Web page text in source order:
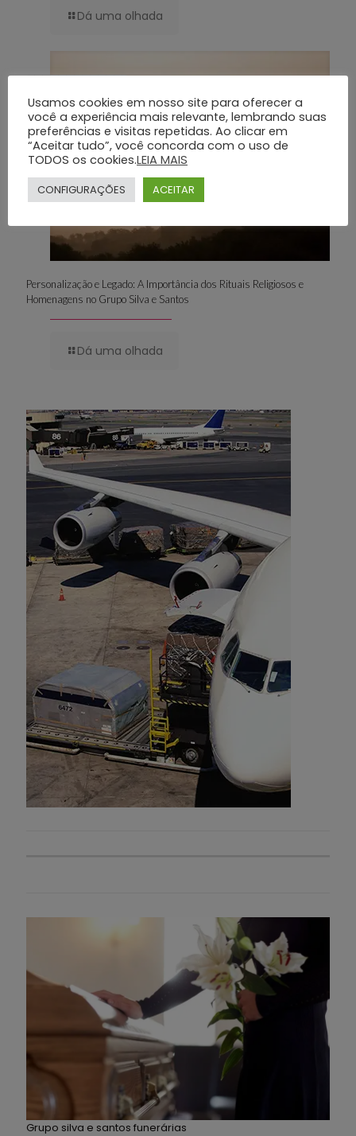
Dá uma olhada
Personalização e Legado: A Importância dos Rituais Religiosos e
Homenagens no Grupo Silva e Santos
Dá uma olhada
Grupo silva e santos funerárias
Usamos cookies em nosso site para oferecer a
você a experiência mais relevante, lembrando suas
preferências e visitas repetidas. Ao clicar em
“Aceitar tudo”, você concorda com o uso de
TODOS os cookies.LEIA MAIS
CONFIGURAÇÕES ACEITAR